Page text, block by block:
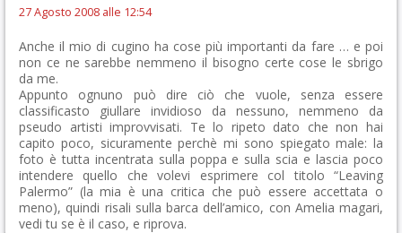
27 Agosto 2008 alle 12:54
Anche il mio di cugino ha cose più importanti da fare … e poi
non ce ne sarebbe nemmeno il bisogno certe cose le sbrigo
da me.
Appunto ognuno può dire ciò che vuole, senza essere
classificasto giullare invidioso da nessuno, nemmeno da
pseudo artisti improvvisati. Te lo ripeto dato che non hai
capito poco, sicuramente perchè mi sono spiegato male: la
foto è tutta incentrata sulla poppa e sulla scia e lascia poco
intendere quello che volevi esprimere col titolo “Leaving
Palermo” (la mia è una critica che può essere accettata o
meno), quindi risali sulla barca dell’amico, con Amelia magari,
vedi tu se è il caso, e riprova.